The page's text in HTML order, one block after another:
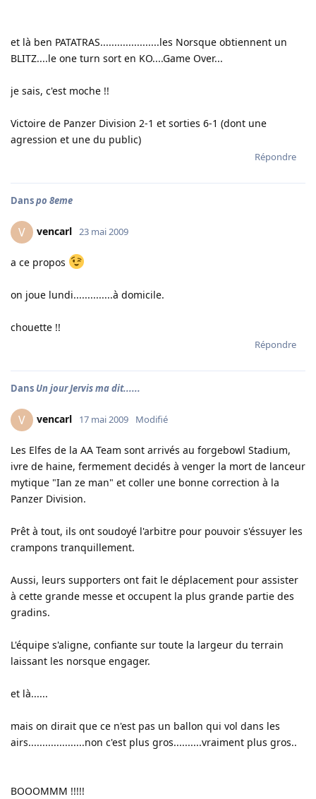
et là ben PATATRAS.....................les Norsque obtiennent un
BLITZ....le one turn sort en KO....Game Over...
je sais, c'est moche !!
Victoire de Panzer Division 2-1 et sorties 6-1 (dont une
agression et une du public)
Répondre
Danspo 8eme
V vencarl 23 mai 2009
a ce propos
on joue lundi..............à domicile.
chouette !!
Répondre
Dans Un jour Jervis ma dit......
V vencarl 17 mai 2009 Modifié
Les Elfes de la AA Team sont arrivés au forgebowl Stadium,
ivre de haine, fermement decidés à venger la mort de lanceur
mytique "Ian ze man" et coller une bonne correction à la
Panzer Division.
Prêt à tout, ils ont soudoyé l'arbitre pour pouvoir s'éssuyer les
crampons tranquillement.
Aussi, leurs supporters ont fait le déplacement pour assister
à cette grande messe et occupent la plus grande partie des
gradins.
L'équipe s'aligne, confiante sur toute la largeur du terrain
laissant les norsque engager.
et là......
mais on dirait que ce n'est pas un ballon qui vol dans les
airs....................non c'est plus gros..........vraiment plus gros..
BOOOMMM !!!!!